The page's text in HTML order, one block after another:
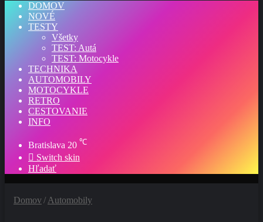
DOMOV
NOVÉ
TESTY
Všetky
TEST: Autá
TEST: Motocykle
TECHNIKA
AUTOMOBILY
MOTOCYKLE
RETRO
CESTOVANIE
INFO
Bratislava 20 ℃
Switch skin
Hľadať
Domov/ Automobily